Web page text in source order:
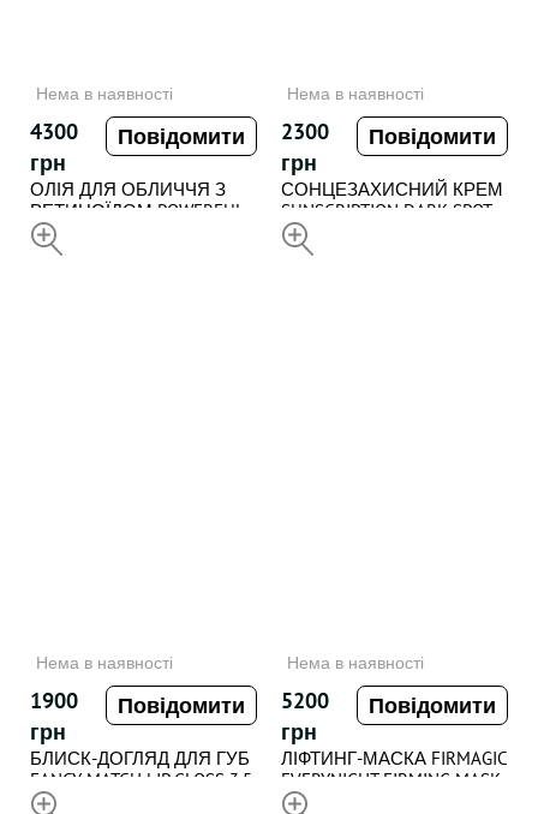
Нема в наявності
4300
грн
Повідомити
ОЛІЯ ДЛЯ ОБЛИЧЧЯ З
РЕТИНОЇДОМ POWERFUL
RETINOIL , 30 ml
Нема в наявності
2300
грн
Повідомити
СОНЦЕЗАХИСНИЙ КРЕМ
SUNSCRIPTION DARK SPOT
DEFENCE SPF50
Нема в наявності
1900
грн
Повідомити
БЛИСК-ДОГЛЯД ДЛЯ ГУБ
FANCY MATCH LIP GLOSS 3.5
ml
Нема в наявності
5200
грн
Повідомити
ЛІФТИНГ-МАСКА FIRMAGIC
EVERYNIGHT FIRMING MASK ,
50 ml